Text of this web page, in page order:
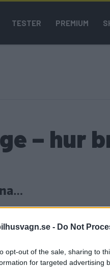
- Do Not
opt-out of the sale, sharing to
for targeted advertising
TESTER PREMIUM
– hur